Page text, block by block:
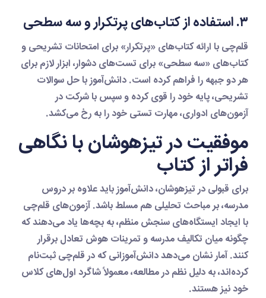
قلم‌چی با ارائه کتاب‌های «پرتکرار» برای امتحانات تشریحی و
کتاب‌های «سه سطحی» برای تست‌های دشوار، ابزار لازم برای
هر دو جبهه را فراهم کرده است. دانش‌آموز با حل سوالات
تشریحی، پایه خود را قوی کرده و سپس با شرکت در
آزمون‌های ادواری، مهارت تستی خود را به رخ می‌کشد.
موفقیت در تیزهوشان با نگاهی
فراتر از کتاب
برای قبولی در تیزهوشان، دانش‌آموز باید علاوه بر دروس
مدرسه، بر مباحث تحلیلی هم مسلط باشد. آزمون‌های قلم‌چی
با ایجاد ایستگاه‌های سنجش منظم، به بچه‌ها یاد می‌دهند که
چگونه میان تکالیف مدرسه و تمرینات هوش تعادل برقرار
کنند. آمار نشان می‌دهد دانش‌آموزانی که در قلم‌چی ثبت‌نام
کرده‌اند، به دلیل نظم در مطالعه، معمولاً شاگرد اول‌های کلاس
خود نیز هستند.